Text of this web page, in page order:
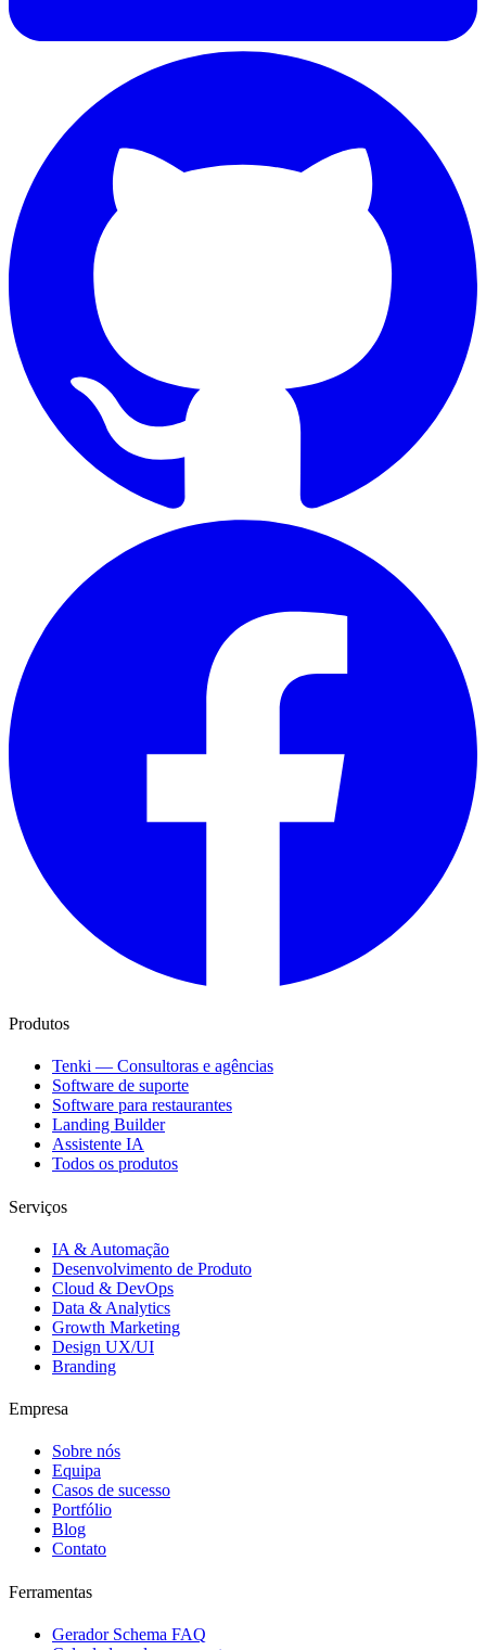
Produtos
Tenki — Consultoras e agências
Software de suporte
Software para restaurantes
Landing Builder
Assistente IA
Todos os produtos
Serviços
IA & Automação
Desenvolvimento de Produto
Cloud & DevOps
Data & Analytics
Growth Marketing
Design UX/UI
Branding
Empresa
Sobre nós
Equipa
Casos de sucesso
Portfólio
Blog
Contato
Ferramentas
Gerador Schema FAQ